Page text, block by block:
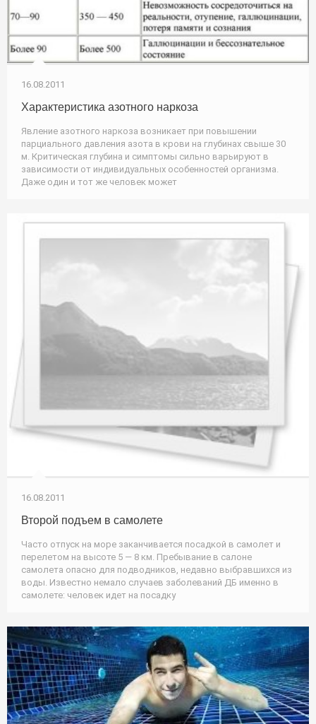
16.08.2011
Характеристика азотного наркоза
Явление азотного наркоза возникает при повышении
парциального давления азота в крови на глубинах свыше 30
м. Критическая глубина и симптомы сильно варьируют в
зависимости от индивидуальных особенностей организма.
Даже один и тот же человек может
16.08.2011
Второй подъем в самолете
Часто отпуск на море заканчивается посадкой в самолет и
перелетом на высоте 5 — 8 км. Пребывание в салоне
самолета опасно для подводников, недавно выбравшихся из
воды. Известно немало случаев заболеваний ДБ именно в
самолете: человек идет на посадку